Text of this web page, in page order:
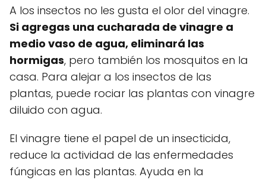
A los insectos no les gusta el olor del vinagre.
Si agregas una cucharada de vinagre a
medio vaso de agua, eliminará las
hormigas, pero también los mosquitos en la
casa. Para alejar a los insectos de las
plantas, puede rociar las plantas con vinagre
diluido con agua.
El vinagre tiene el papel de un insecticida,
reduce la actividad de las enfermedades
fúngicas en las plantas. Ayuda en la